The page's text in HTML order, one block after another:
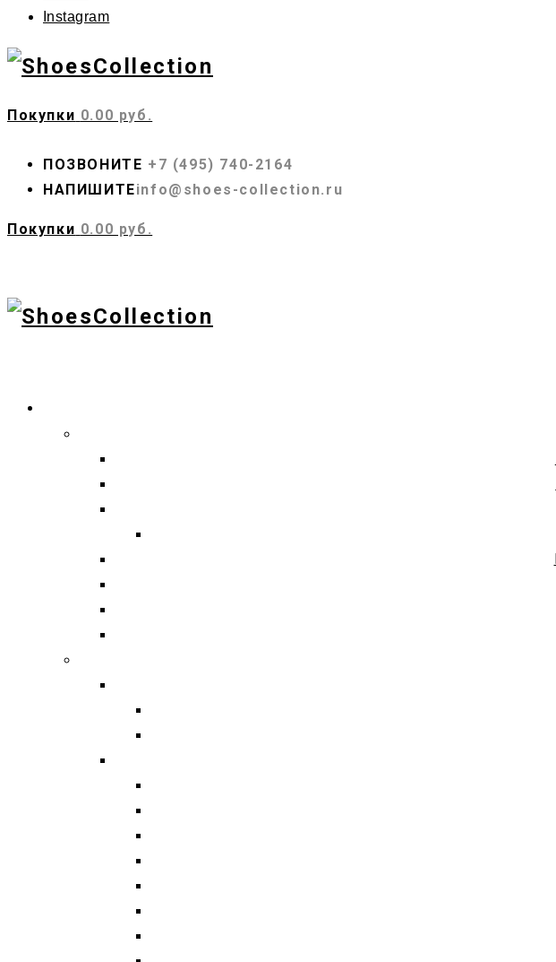
Instagram
Покупки 0.00 руб.
ПОЗВОНИТЕ +7 (495) 740-2164
НАПИШИТЕinfo@shoes-collection.ru
Покупки 0.00 руб.